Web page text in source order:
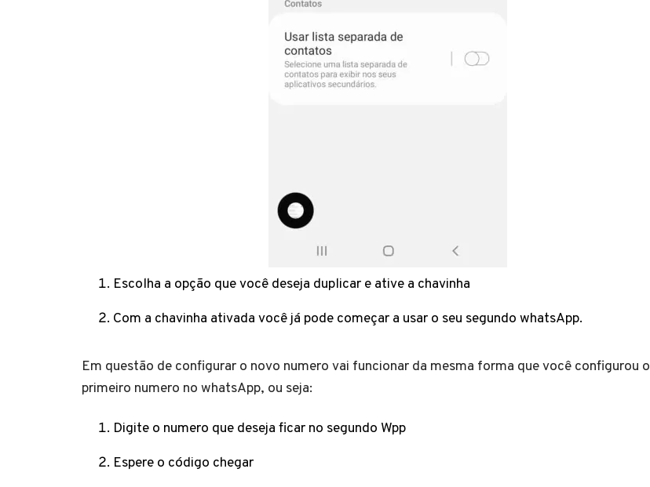
Escolha a opção que você deseja duplicar e ative a chavinha
Com a chavinha ativada você já pode começar a usar o seu segundo whatsApp.
Em questão de configurar o novo numero vai funcionar da mesma forma que você configurou o
primeiro numero no whatsApp, ou seja:
Digite o numero que deseja ficar no segundo Wpp
Espere o código chegar